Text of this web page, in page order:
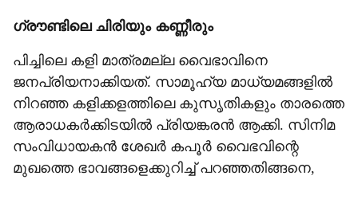
ഗ്രൗണ്ടിലെ ചിരിയും കണ്ണീരും
പിച്ചിലെ കളി മാത്രമല്ല വൈഭാവിനെ
ജനപ്രിയനാക്കിയത്. സാമൂഹ്യ മാധ്യമങ്ങളിൽ
നിറഞ്ഞ കളിക്കളത്തിലെ കുസൃതികളും താരത്തെ
ആരാധകർക്കിടയിൽ പ്രിയങ്കരൻ ആക്കി. സിനിമ
സംവിധായകൻ ശേഖർ കപൂർ വൈഭവിന്റെ
മുഖത്തെ ഭാവങ്ങളെക്കുറിച്ച് പറഞ്ഞതിങ്ങനെ,